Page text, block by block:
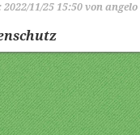
11/25 15:50 von angelo